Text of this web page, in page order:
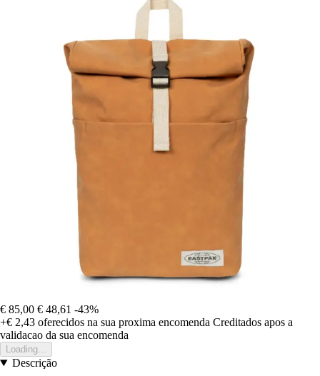
€ 85,00 € 48,61 -43%
+€ 2,43 oferecidos na sua proxima encomenda Creditados apos a
validacao da sua encomenda
Loading...
Descrição